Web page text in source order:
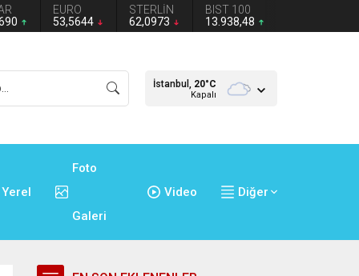
EURO
53,5644
STERLİN
62,0973
BIST 100
13.938,48
İstanbul, 20°C
Kapalı
Yerel
Foto
Galeri
Video Diğer